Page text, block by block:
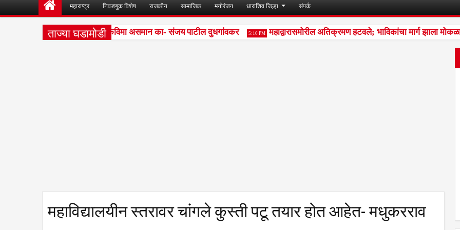
महाराष्ट्र निवडणुक विशेष राजकीय सामाजिक मनोरंजन धाराशिव जिल्हा संपर्क
ताज्या घडामोडी
दोन शेजारील गावांत पीकविमा असमान का- संजय पाटील दुधगांवकर 5:10 PM महाद्वारासमोरील अतिक्रमण हटवले; भाविकांचा मार्ग झाला मोकळा
महाविद्यालयीन स्तरावर चांगले कुस्ती पटू तयार होत आहेत- मधुकरराव